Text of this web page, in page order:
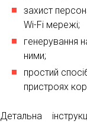
захист
Wi-Fi мережі;
генерування
ними;
простий
пристроях
Детальна